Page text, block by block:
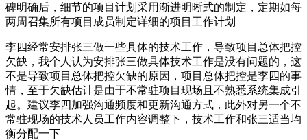
碑明确后，细节的项目计划采用渐进明晰式的制定，定期如每
两周召集所有项目成员制定详细的项目工作计划
李四经常安排张三做一些具体的技术工作，导致项目总体把控
欠缺，我个人认为安排张三做具体技术工作是没有问题的，这
不是导致项目总体把控欠缺的原因，项目总体把控是李四的事
情，至于欠缺估计是由于不常驻项目现场且不熟悉系统集成引
起。建议李四加强沟通频度和更新沟通方式，此外对另一个不
常驻现场的技术人员工作内容调整下，技术工作和张三适当均
衡分配一下